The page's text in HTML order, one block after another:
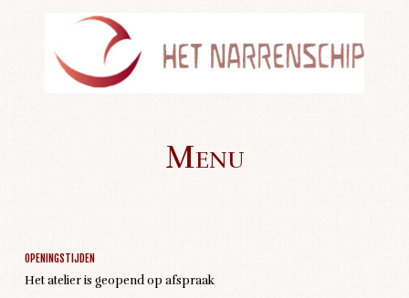
Menu
OPENINGSTIJDEN
Het atelier is geopend op afspraak